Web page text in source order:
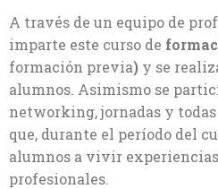
A través de un equipo de
imparte este curso de
formación previa) y se
alumnos. Asimismo se
networking, jornadas y
que, durante el período del
alumnos a vivir
profesionales.